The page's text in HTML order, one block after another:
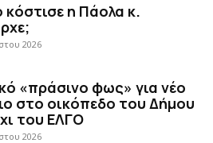
η Πάολα κ.
2026
«πράσινο φως» για νέο
στο οικόπεδο του Δήμου
του ΕΛΓΟ
2026